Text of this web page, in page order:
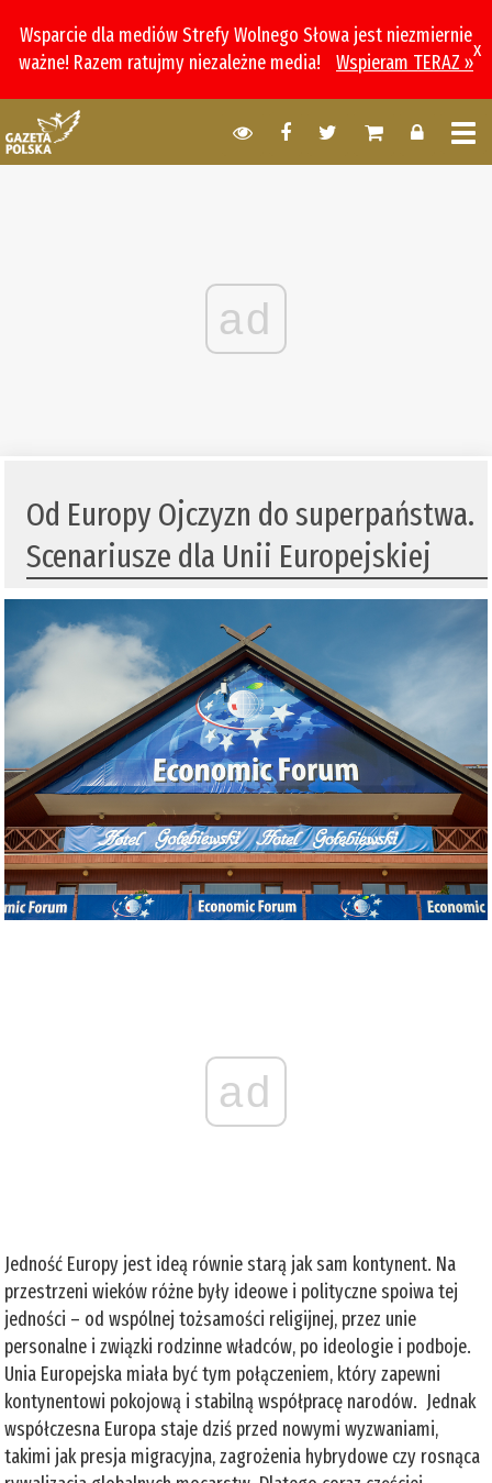
Wsparcie dla mediów Strefy Wolnego Słowa jest niezmiernie
ważne! Razem ratujmy niezależne media!
Wspieram TERAZ »
x
ad
Od Europy Ojczyzn do superpaństwa.
Scenariusze dla Unii Europejskiej
ad
Jedność Europy jest ideą równie starą jak sam kontynent. Na
przestrzeni wieków różne były ideowe i polityczne spoiwa tej
jedności – od wspólnej tożsamości religijnej, przez unie
personalne i związki rodzinne władców, po ideologie i podboje.
Unia Europejska miała być tym połączeniem, który zapewni
kontynentowi pokojową i stabilną współpracę narodów. Jednak
współczesna Europa staje dziś przed nowymi wyzwaniami,
takimi jak presja migracyjna, zagrożenia hybrydowe czy rosnąca